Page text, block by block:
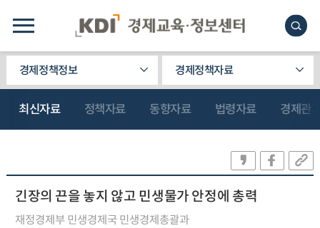
경제정책정보 경제정책자료
최신자료 정책자료 동향자료 법령자료 경제관
긴장의 끈을 놓지 않고 민생물가 안정에 총력
재정경제부 민생경제국 민생경제총괄과